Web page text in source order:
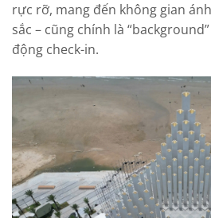
rực rỡ, mang đến không gian
sắc – cũng chính là
động check-in.